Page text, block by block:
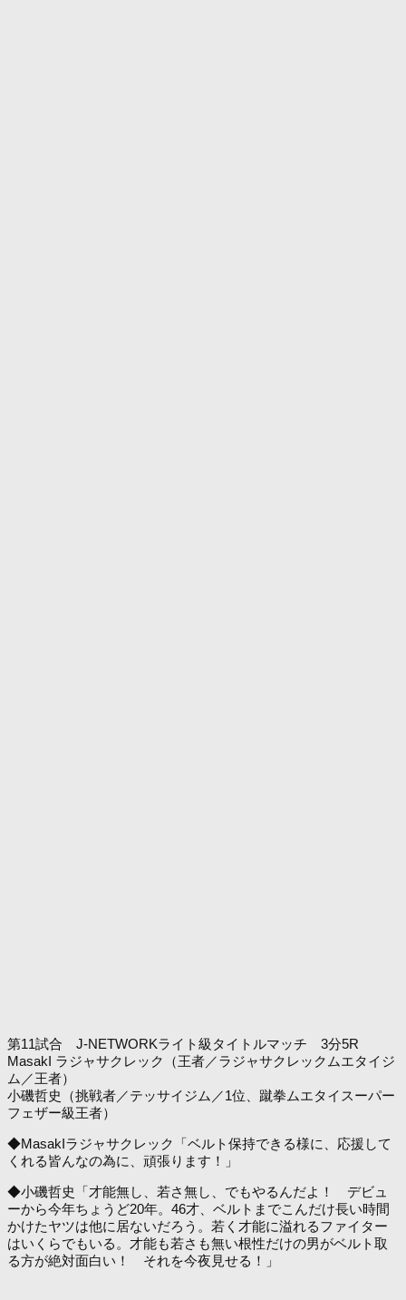
第11試合 J-NETWORKライト級タイトルマッチ 3分5R
MasakI ラジャサクレック（王者／ラジャサクレックムエタイジ
ム／王者）
小磯哲史（挑戦者／テッサイジム／1位、蹴拳ムエタイスーパー
フェザー級王者）
◆MasakIラジャサクレック「ベルト保持できる様に、応援して
くれる皆んなの為に、頑張ります！」
◆小磯哲史「才能無し、若さ無し、でもやるんだよ！ デビュ
ーから今年ちょうど20年。46才、ベルトまでこんだけ長い時間
かけたヤツは他に居ないだろう。若く才能に溢れるファイター
はいくらでもいる。才能も若さも無い根性だけの男がベルト取
る方が絶対面白い！ それを今夜見せる！」